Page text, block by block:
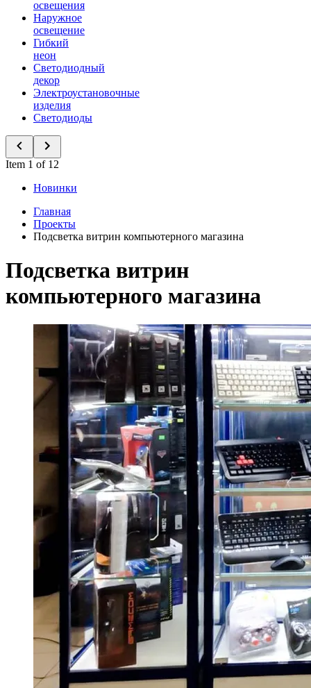
освещения
Наружное
освещение
Гибкий
неон
Светодиодный
декор
Электроустановочные
изделия
Светодиоды
Item 1 of 12
Новинки
Главная
Проекты
Подсветка витрин компьютерного магазина
Подсветка витрин
компьютерного магазина